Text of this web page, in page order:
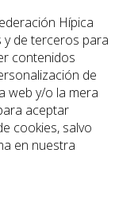
Hípica
y de terceros para
contenidos
de
web y/o la mera
aceptar
cookies, salvo
en nuestra